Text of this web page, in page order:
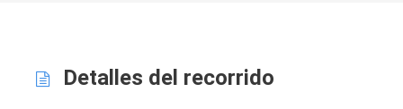
Detalles del recorrido